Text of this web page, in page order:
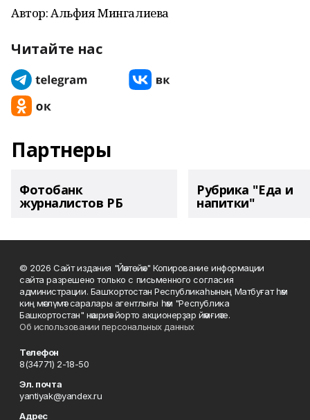
Автор: Альфия Мингалиева
Читайте нас
Партнеры
Фотобанк
журналистов РБ
Рубрика "Еда и
напитки"
© 2026 Сайт издания "Йәнтөйәк" Копирование информации
сайта разрешено только с письменного согласия
администрации. Башҡортостан Республикаһының Матбуғат һәм
киң мәғлүмәт саралары агентлығы һәм "Республика
Башкортостан" нәшриәт йорто акционерҙар йәмғиәте.
Об использовании персональных данных
Телефон
8(34771) 2-18-50
Эл. почта
yantiyak@yandex.ru
Адрес